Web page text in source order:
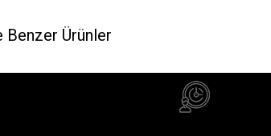
Benzer Ürünler